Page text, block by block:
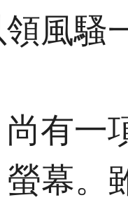
領風騷
尚有一
幕。